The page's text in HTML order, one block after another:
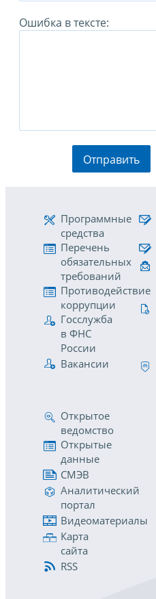
Ошибка в тексте:
Отправить
Программные
средства
Перечень
обязательных
требований
Противодействие
коррупции
Госслужба
в ФНС
России
Вакансии
Открытое
ведомство
Открытые
данные
СМЭВ
Аналитический
портал
Видеоматериалы
Карта
сайта
RSS